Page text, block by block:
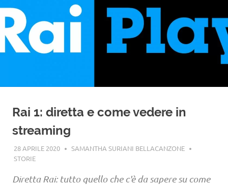
Rai 1: diretta e come vedere in
streaming
28 APRILE 2020
SAMANTHA SURIANI BELLACANZONE
STORIE
Diretta Rai: tutto quello che c'è da sapere su come